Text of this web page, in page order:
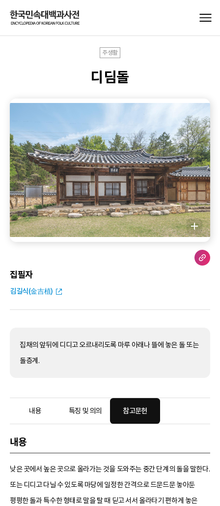
주생활
디딤돌
집필자
김길식(金吉植)
집채의 앞뒤에 디디고 오르내리도록 마루 아래나 뜰에 놓은 돌 또는
돌층계.
내용 특징 및 의의 참고문헌
내용
낮은 곳에서 높은 곳으로 올라가는 것을 도와주는 중간 단계의 돌을 말한다.
또는 디디고 다닐 수 있도록 마당에 일정한 간격으로 드문드문 놓아둔
평평한 돌과 특수한 형태로 말을 탈 때 딛고 서서 올라타기 편하게 놓은